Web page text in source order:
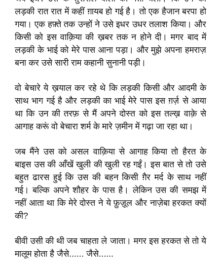
लड़की रात रात में कहीं ग़ायब हो गई है। तो एक हैजान बरपा हो
गया। एक हफ़्ते तक उन्हों ने उसे इधर उधर तलाश किया। और
किसी को इस वाक़िया की ख़बर तक न होने दी। मगर बाद में
लड़की के भाई को मेरे पास आना पड़ा। और मुझे अपना हमराज़
बना कर उसे सारी राम कहानी सुनानी पड़ी।
वो बेचारे ये ख़याल कर रहे थे कि लड़की किसी और आदमी के
साथ भाग गई है और लड़की का भाई मेरे पास इस ग़र्ज़ से आया
था कि उन की तरफ़ से मैं अपने दोस्त को इस तल्ख़ वाक़े से
आगाह करूं वो बेचारा शर्म के मारे ज़मीन में गढ़ा जा रहा था।
जब मैंने उस को असल वाक़िया से आगाह किया तो हैरत के
बाइस उस की आँखें खुली की खुली रह गईं। इस बात से तो उसे
बहुत ढारस हुई कि उस की बहन किसी ग़ैर मर्द के साथ नहीं
गई। बल्कि अपने शौहर के पास है। लेकिन उस की समझ में
नहीं आता था कि मेरे दोस्त ने ये फ़ुज़ूल और नाज़ेबा हरकत क्यों
की?
बीवी उसी की थी जब चाहता ले जाता। मगर इस हरकत से तो ये
मालूम होता है जैसे...... जैसे......